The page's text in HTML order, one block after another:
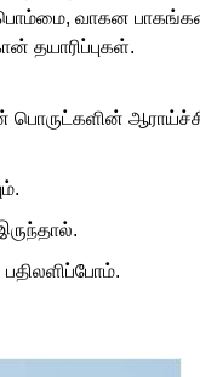
வாகன
தயாரிப்புகள்.
பொருட்களின்